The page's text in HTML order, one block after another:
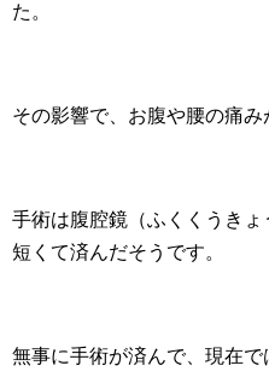
た。
その影響で、お腹や腰の痛み
手術は腹腔鏡（ふくくうき
短くて済んだそうです。
無事に手術が済んで、現在